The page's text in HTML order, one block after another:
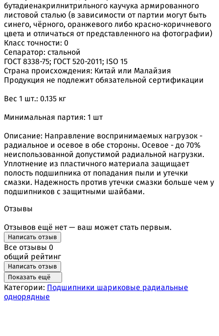
бутадиенакрилнитрильного каучука армированного
листовой сталью (в зависимости от партии могут быть
синего, чёрного, оранжевого либо красно-коричневого
цвета и отличаться от представленного на фотографии)
Класс точности: 0
Сепаратор: стальной
ГОСТ 8338-75; ГОСТ 520-2011; ISO 15
Страна происхождения: Китай или Малайзия
Продукция не подлежит обязательной сертификации
Вес 1 шт.: 0.135 кг
Минимальная партия: 1 шт
Описание: Направление воспринимаемых нагрузок -
радиальное и осевое в обе стороны. Осевое - до 70%
неиспользованной допустимой радиальной нагрузки.
Уплотнение из пластичного материала защищает
полость подшипника от попадания пыли и утечки
смазки. Надежность против утечки смазки больше чем у
подшипников с защитными шайбами.
Отзывы
Отзывов ещё нет — ваш может стать первым.
Написать отзыв
Все отзывы 0
общий рейтинг
Написать отзыв
Показать ещё
Категории: Подшипники шариковые радиальные
однорядные